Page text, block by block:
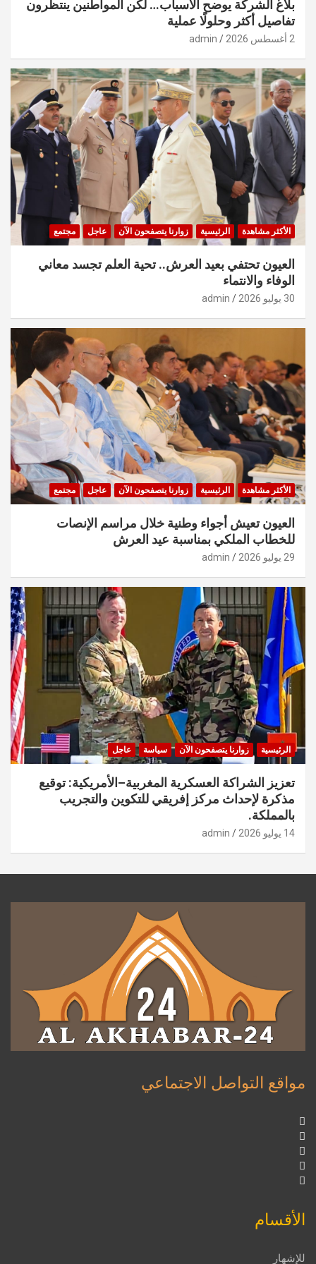
بلاغ الشركة يوضح الأسباب… لكن المواطنين ينتظرون
تفاصيل أكثر وحلولًا عملية
2 أغسطس 2026 admin
الأكثر مشاهدة الرئيسية زوارنا يتصفحون الآن عاجل مجتمع
العيون تحتفي بعيد العرش.. تحية العلم تجسد معاني
الوفاء والانتماء
30 يوليو 2026 admin
الأكثر مشاهدة الرئيسية زوارنا يتصفحون الآن عاجل مجتمع
العيون تعيش أجواء وطنية خلال مراسم الإنصات
للخطاب الملكي بمناسبة عيد العرش
29 يوليو 2026 admin
الرئيسية زوارنا يتصفحون الآن سياسة عاجل
تعزيز الشراكة العسكرية المغربية–الأمريكية: توقيع
مذكرة لإحداث مركز إفريقي للتكوين والتجريب
بالمملكة.
14 يوليو 2026 admin
مواقع التواصل الاجتماعي
الأقسام
للإشهار